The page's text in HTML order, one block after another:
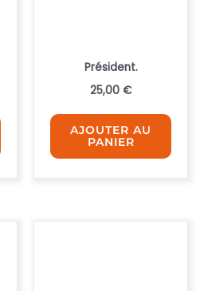
Président.
25,00 €
AJOUTER AU
PANIER